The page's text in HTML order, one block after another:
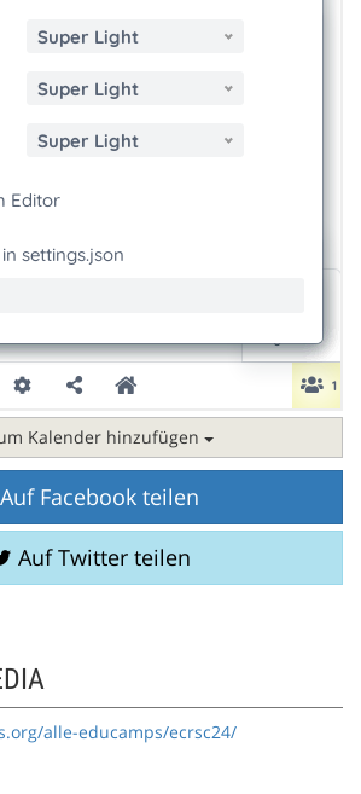
Kalender hinzufügen
Auf Facebook teilen
Auf Twitter teilen
alle-educamps/ecrsc24/